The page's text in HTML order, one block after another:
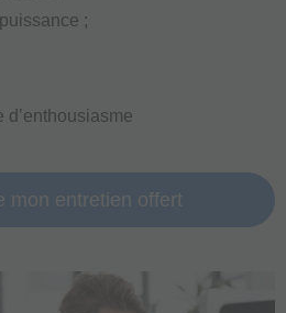
;
d’enthousiasme
mon entretien offert